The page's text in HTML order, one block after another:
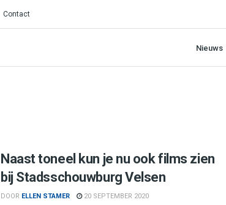
Contact
Nieuws
Naast toneel kun je nu ook films zien
bij Stadsschouwburg Velsen
DOOR ELLEN STAMER 20 SEPTEMBER 2020